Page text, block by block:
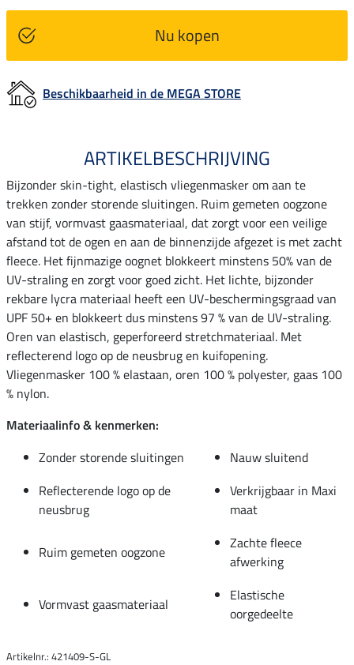
Nu kopen
Beschikbaarheid in de MEGA STORE
ARTIKELBESCHRIJVING
Bijzonder skin-tight, elastisch vliegenmasker om aan te
trekken zonder storende sluitingen. Ruim gemeten oogzone
van stijf, vormvast gaasmateriaal, dat zorgt voor een veilige
afstand tot de ogen en aan de binnenzijde afgezet is met zacht
fleece. Het fijnmazige oognet blokkeert minstens 50% van de
UV-straling en zorgt voor goed zicht. Het lichte, bijzonder
rekbare lycra materiaal heeft een UV-beschermingsgraad van
UPF 50+ en blokkeert dus minstens 97 % van de UV-straling.
Oren van elastisch, geperforeerd stretchmateriaal. Met
reflecterend logo op de neusbrug en kuifopening.
Vliegenmasker 100 % elastaan, oren 100 % polyester, gaas 100
% nylon.
Materiaalinfo & kenmerken:
Zonder storende sluitingen
Nauw sluitend
Reflecterende logo op de
neusbrug
Verkrijgbaar in Maxi
maat
Ruim gemeten oogzone
Zachte fleece
afwerking
Vormvast gaasmateriaal
Elastische
oorgedeelte
Artikelnr.: 421409-S-GL